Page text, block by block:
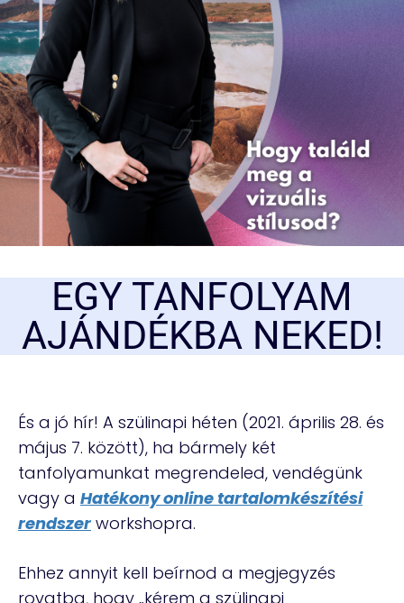
EGY TANFOLYAM
AJÁNDÉKBA NEKED!
És a jó hír! A szülinapi héten (2021. április 28. és
május 7. között), ha bármely két
tanfolyamunkat megrendeled, vendégünk
vagy a Hatékony online tartalomkészítési
rendszer workshopra.
Ehhez annyit kell beírnod a megjegyzés
rovatba, hogy „kérem a szülinapi